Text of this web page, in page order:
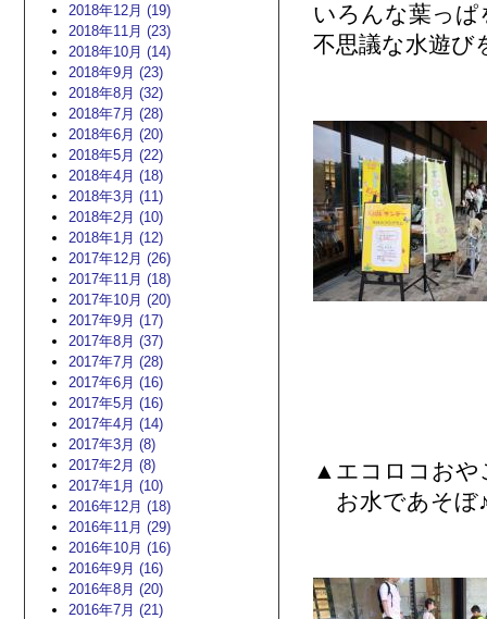
2018年12月 (19)
2018年11月 (23)
2018年10月 (14)
2018年9月 (23)
2018年8月 (32)
2018年7月 (28)
2018年6月 (20)
2018年5月 (22)
2018年4月 (18)
2018年3月 (11)
2018年2月 (10)
2018年1月 (12)
2017年12月 (26)
2017年11月 (18)
2017年10月 (20)
2017年9月 (17)
2017年8月 (37)
2017年7月 (28)
2017年6月 (16)
2017年5月 (16)
2017年4月 (14)
2017年3月 (8)
2017年2月 (8)
2017年1月 (10)
2016年12月 (18)
2016年11月 (29)
2016年10月 (16)
2016年9月 (16)
2016年8月 (20)
2016年7月 (21)
いろんな葉っ
不思議な水遊び
▲エコロコおや
お水であそぼ